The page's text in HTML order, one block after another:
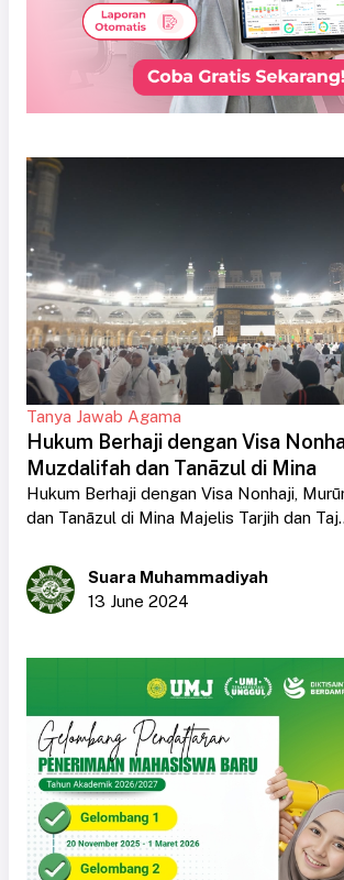
Tanya Jawab Agama
Hukum Berhaji dengan Visa
Muzdalifah dan Tanāzul di Mina
Hukum Berhaji dengan Visa Nonhaji,
dan Tanāzul di Mina Majelis Tarjih dan
Suara Muhammadiyah
13 June 2024